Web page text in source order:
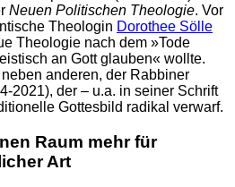
Neuen Politischen Theologie. Vor
Theologin Dorothee Sölle
Theologie nach dem »Tode
an Gott glauben« wollte.
anderen, der Rabbiner
2021), der – u.a. in seiner Schrift
Gottesbild radikal verwarf.
Raum mehr für
Art